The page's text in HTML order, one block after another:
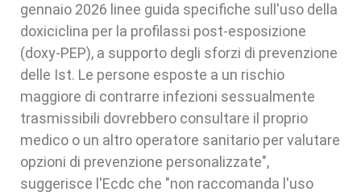
gennaio 2026 linee guida specifiche sull'uso della
doxiciclina per la profilassi post-esposizione
(doxy-PEP), a supporto degli sforzi di prevenzione
delle Ist. Le persone esposte a un rischio
maggiore di contrarre infezioni sessualmente
trasmissibili dovrebbero consultare il proprio
medico o un altro operatore sanitario per valutare
opzioni di prevenzione personalizzate",
suggerisce l'Ecdc che "non raccomanda l'uso